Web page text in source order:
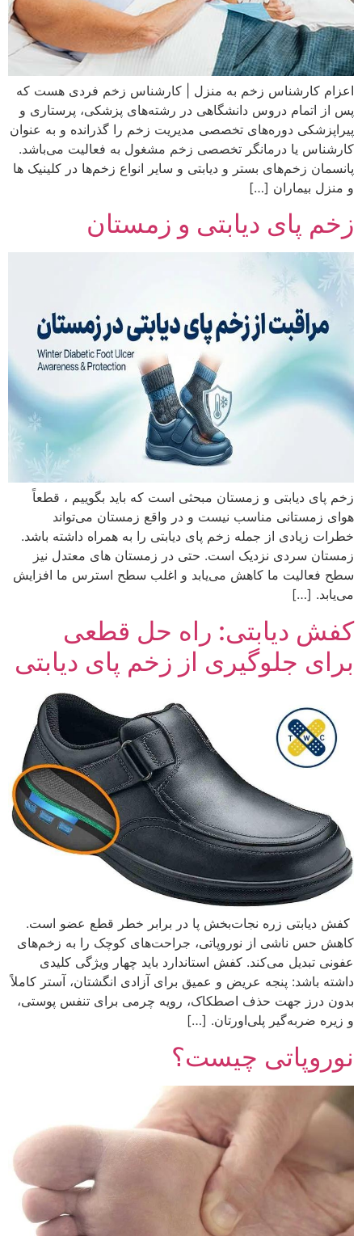
اعزام کارشناس زخم به منزل | کارشناس زخم فردی هست که
پس از اتمام دروس دانشگاهی در رشته‌های پزشکی، پرستاری و
پیراپزشکی دوره‌های تخصصی مدیریت زخم را گذرانده و به عنوان
کارشناس یا درمانگر تخصصی زخم مشغول به فعالیت می‌باشد.
پانسمان زخم‌های بستر و دیابتی و سایر انواع زخم‌ها در کلینیک ها
و منزل بیماران […]
زخم پای دیابتی و زمستان
زخم پای دیابتی و زمستان مبحثی است که باید بگوییم ، قطعاً
هوای زمستانی مناسب نیست و در واقع زمستان می‌تواند
خطرات زیادی از جمله زخم پای دیابتی را به همراه داشته باشد.
زمستان سردی نزدیک است. حتی در زمستان های معتدل نیز
سطح فعالیت ما کاهش می‌یابد و اغلب سطح استرس ما افزایش
می‌‎یابد. […]
کفش دیابتی: راه حل قطعی
برای جلوگیری از زخم پای دیابتی
کفش دیابتی زره نجات‌بخش پا در برابر خطر قطع عضو است.
کاهش حس ناشی از نوروپاتی، جراحت‌های کوچک را به زخم‌های
عفونی تبدیل می‌کند. کفش استاندارد باید چهار ویژگی کلیدی
داشته باشد: پنجه عریض و عمیق برای آزادی انگشتان، آستر کاملاً
بدون درز جهت حذف اصطکاک، رویه چرمی برای تنفس پوستی،
و زیره ضربه‌گیر پلی‌اورتان. […]
نوروپاتی چیست؟